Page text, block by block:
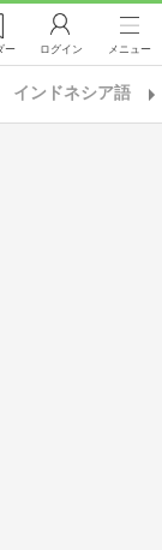
ー ログイン メニュー
インドネシア語